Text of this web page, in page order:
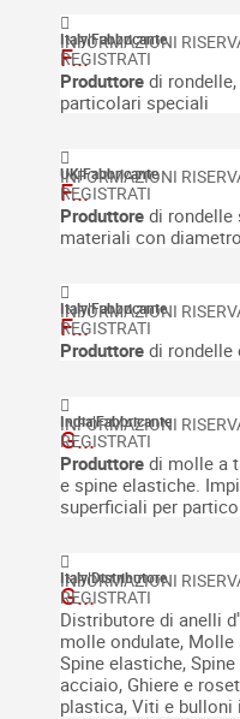
Italy|Fabbricante
F...
Produttore di
particolari speciali
UK|Fabbricante
F...
Produttore di rondelle
materiali con
Italy|Fabbricante
F...
Produttore di rondelle
India|Fabbricante
G...
Produttore di molle a
e spine elastiche.
superficiali per
Italy|Distributore
G...
Distributore di anelli
molle ondulate,
Spine elastiche,
acciaio, Ghiere e
plastica, Viti e bulloni